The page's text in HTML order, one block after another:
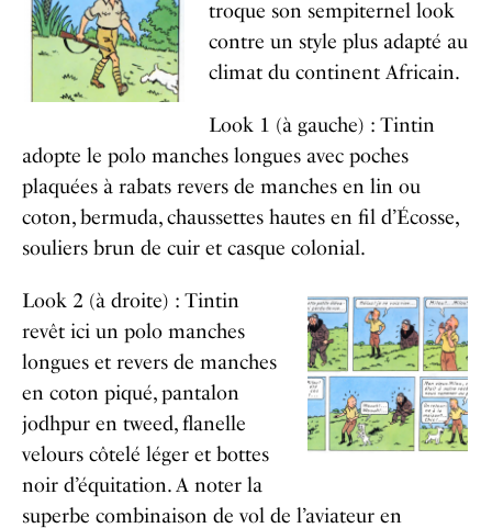
troque son sempiternel look
contre un style plus adapté au
climat du continent Africain.
Look 1 (à gauche) : Tintin
adopte le polo manches longues avec poches
plaquées à rabats revers de manches en lin ou
coton, bermuda, chaussettes hautes en fil d’Écosse,
souliers brun de cuir et casque colonial.
Look 2 (à droite) : Tintin
revêt ici un polo manches
longues et revers de manches
en coton piqué, pantalon
jodhpur en tweed, flanelle
velours côtelé léger et bottes
noir d’équitation. A noter la
superbe combinaison de vol de l’aviateur en